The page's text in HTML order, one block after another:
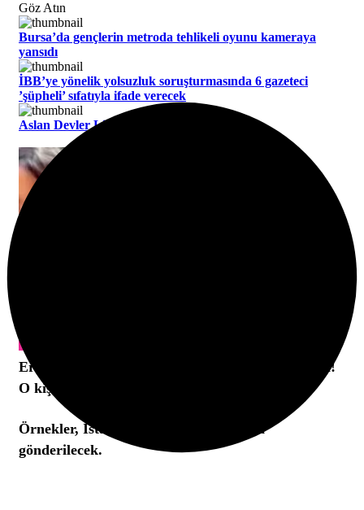
Göz Atın
Bursa’da gençlerin metroda tehlikeli oyunu kameraya
yansıdı
İBB’ye yönelik yolsuzluk soruşturmasında 6 gazeteci
’şüpheli’ sıfatıyla ifade verecek
Aslan Devler Ligin’de kükredi! 3-0
Erdoğan’dan son dakika Narin Güran açıklaması!
O kişilere çok sert tepki
Örnekler, İstanbul Adli Tıp Kurumuna
gönderilecek.